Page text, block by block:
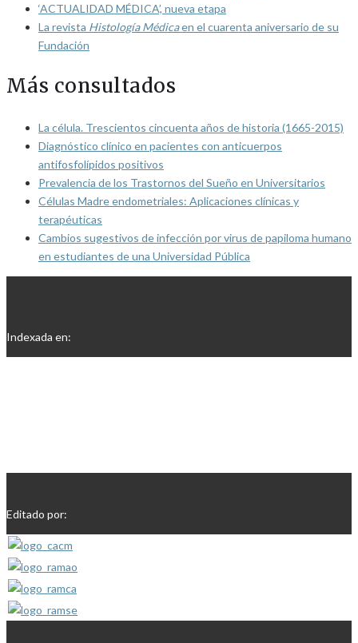
‘ACTUALIDAD MÉDICA’, nueva etapa
La revista Histología Médicaen el cuarenta aniversario de su
Fundación
Más consultados
La célula. Trescientos cincuenta años de historia (1665-2015)
Diagnóstico clínico en pacientes con anticuerpos
antifosfolípidos positivos
Prevalencia de los Trastornos del Sueño en Universitarios
Células Madre endometriales: Aplicaciones clínicas y
terapéuticas
Cambios sugestivos de infección por virus de papiloma humano
en estudiantes de una Universidad Pública
Indexada en:
Editado por: